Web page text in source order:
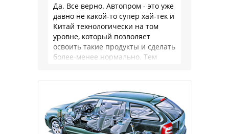
Да. Все верно. Автопром - это уже
давно не какой-то супер хай-тек и
Китай технологически на том
уровне, который позволяет
освоить такие продукты и сделать
более-менее нормально. Тем